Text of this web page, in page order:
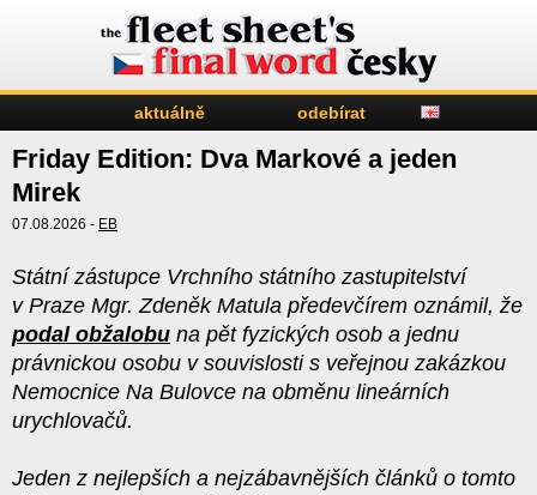
aktuálně odebírat
Friday Edition: Dva Markové a jeden
Mirek
07.08.2026 - EB
Státní zástupce Vrchního státního zastupitelství
v Praze Mgr. Zdeněk Matula předevčírem oznámil, že
podal obžalobu na pět fyzických osob a jednu
právnickou osobu v souvislosti s veřejnou zakázkou
Nemocnice Na Bulovce na obměnu lineárních
urychlovačů.
Jeden z nejlepších a nejzábavnějších článků o tomto